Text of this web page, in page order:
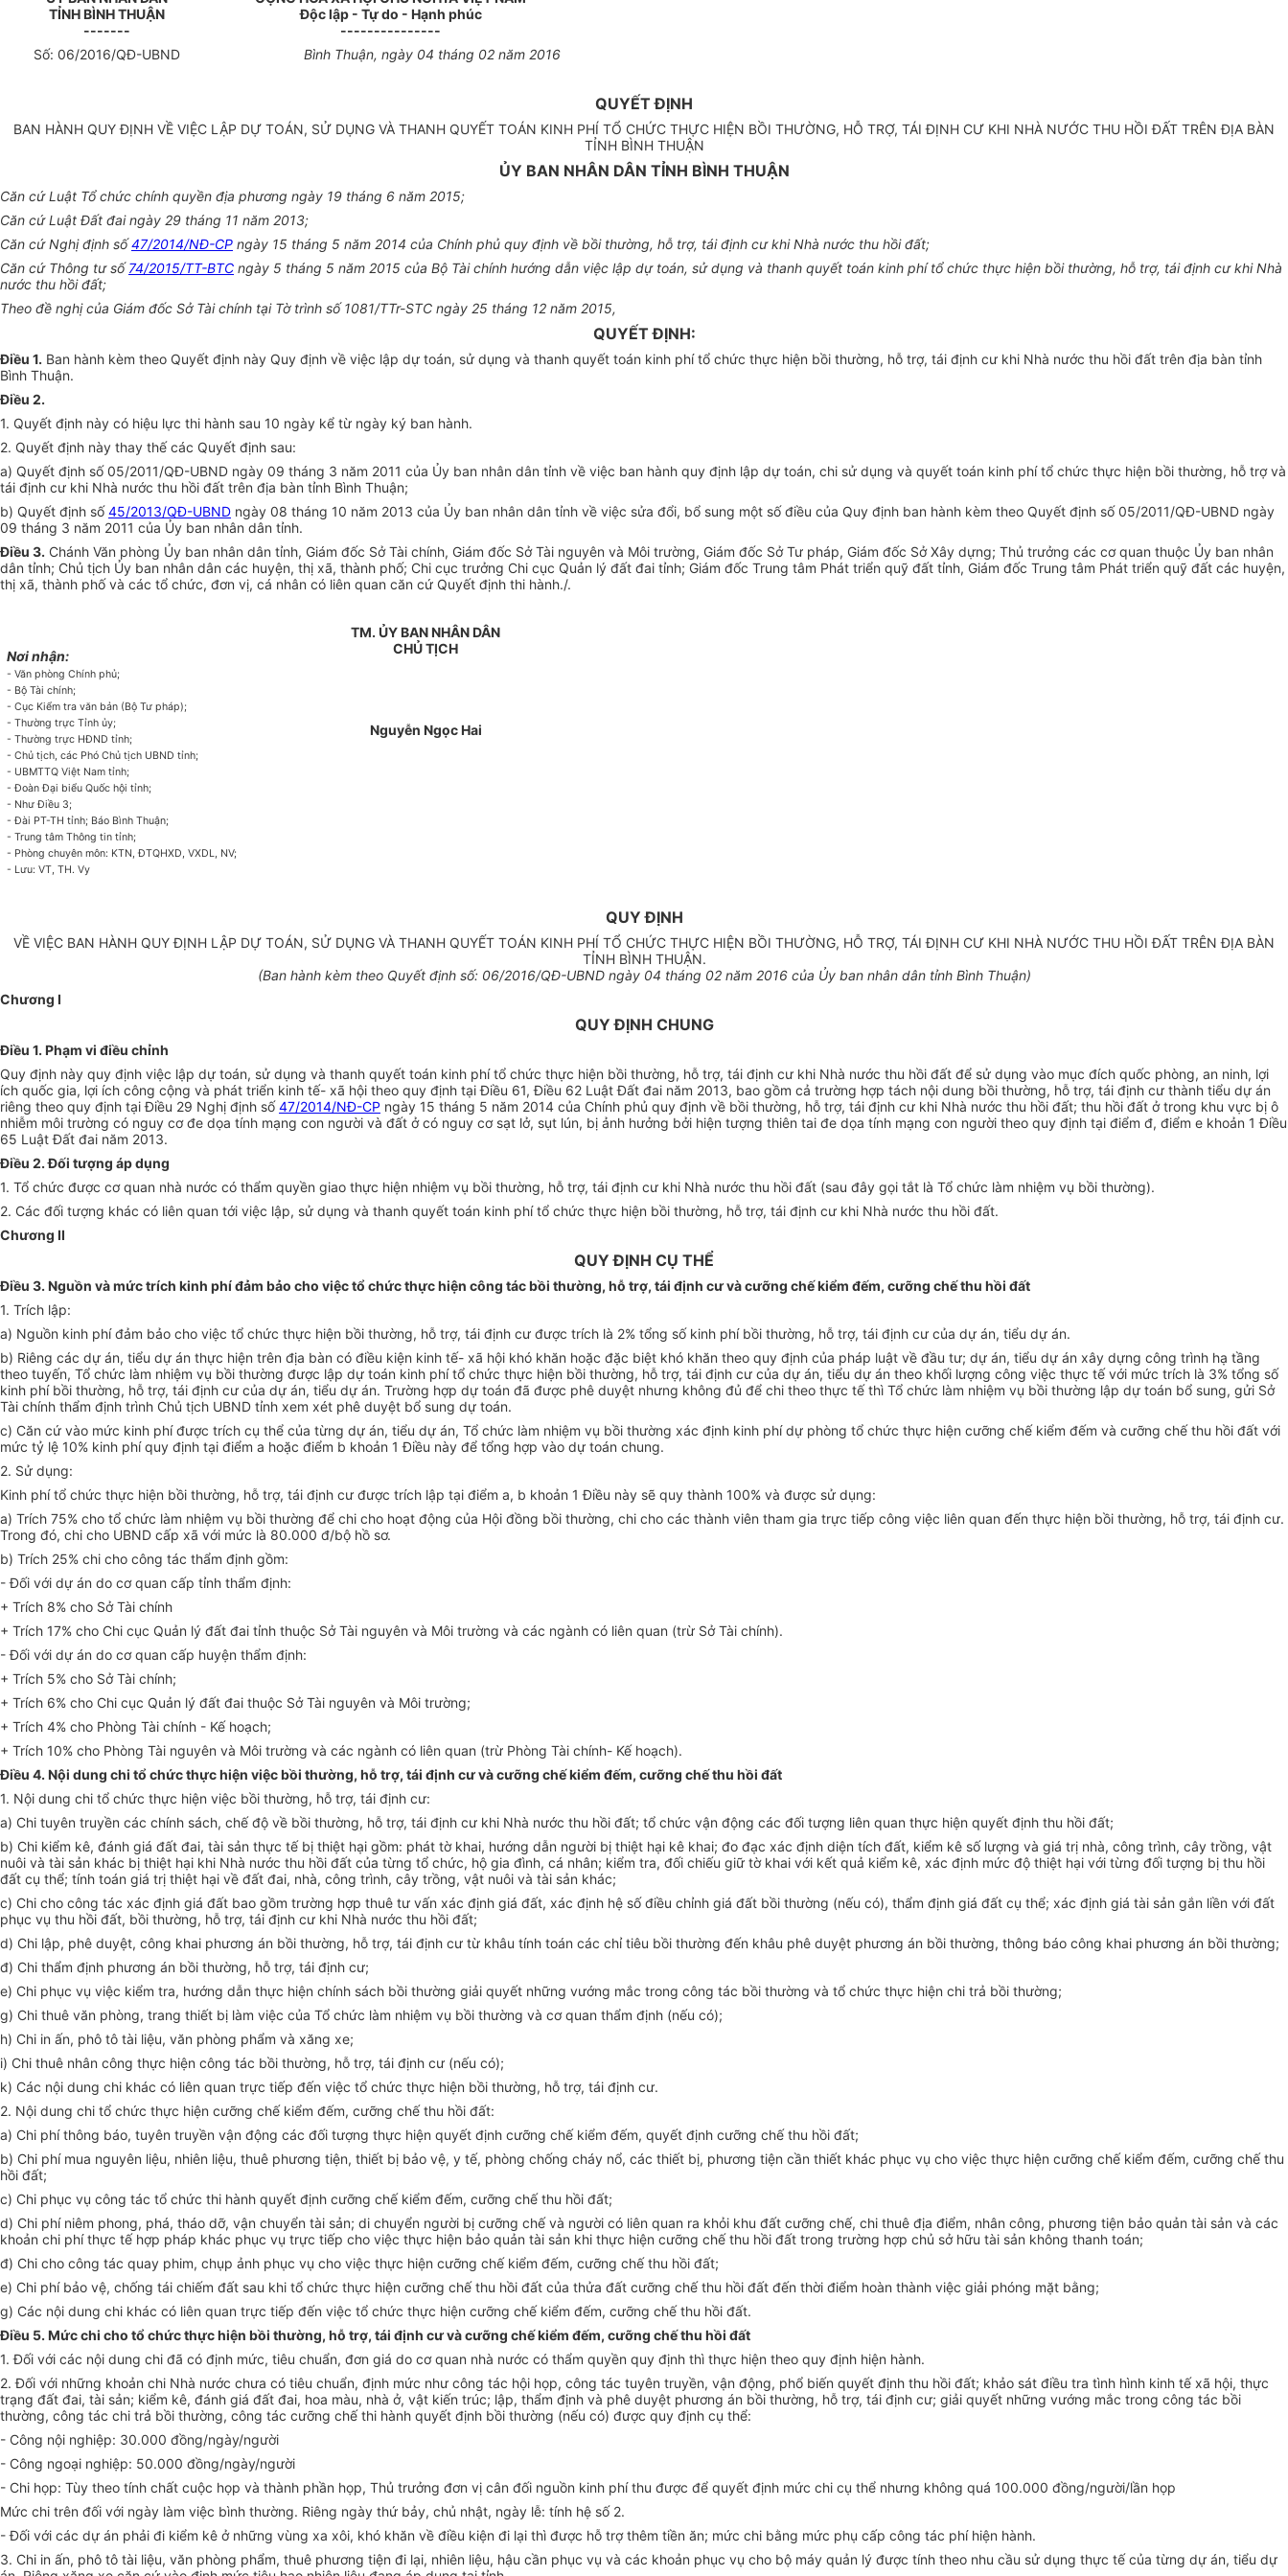
TỈNHBÌNH THUẬN
-------
Độc lập - Tự do - Hạnh phúc
---------------
Số: 06/2016/QĐ-UBND Bình Thuận, ngày 04 tháng 02năm 2016
QUYẾT ĐỊNH
BAN HÀNH QUY ĐỊNH VỀ VIỆC LẬP DỰ TOÁN, SỬ DỤNG VÀ THANH QUYẾT TOÁN KINH PHÍ TỔ CHỨC THỰC HIỆN BỒI THƯỜNG, HỖ TRỢ, TÁI ĐỊNH CƯ KHI NHÀ NƯỚC THU HỒI ĐẤT TRÊN ĐỊA BÀN
TỈNH BÌNH THUẬN
ỦY BAN NHÂN DÂN TỈNH BÌNH THUẬN
Căn cứ Luật Tổ chức chính quyền địa phương ngày 19 tháng 6 năm 2015;
Căn cứ Luật Đất đai ngày 29 tháng 11 năm 2013;
Căn cứ Nghị định số47/2014/NĐ-CP ngày 15 tháng 5 năm 2014 của Chính phủ quy định về bồi thường, hỗ trợ, tái định cư khi Nhà nước thu hồi đất;
Căn cứ Thông tư số74/2015/TT-BTC ngày 5 tháng 5 năm 2015 của Bộ Tài chính hướng dẫn việc lập dự toán, sử dụng và thanh quyết toán kinh phí tổ chức thực hiện bồi thường, hỗ trợ, tái định cư khi Nhà
nước thu hồi đất;
Theo đề nghị của Giám đốc Sở Tài chính tại Tờ trình số 1081/TTr-STC ngày 25 tháng 12 năm 2015,
QUYẾT ĐỊNH:
Điều 1. Ban hành kèm theo Quyết định này Quy định về việc lập dự toán, sử dụng và thanh quyết toán kinh phí tổ chức thực hiện bồi thường, hỗ trợ, tái định cư khi Nhà nước thu hồi đất trên địa bàn tỉnh
Bình Thuận.
Điều 2.
1. Quyết định này có hiệu lực thi hành sau 10 ngày kể từ ngày ký ban hành.
2. Quyết định này thay thế các Quyết định sau:
a) Quyết định số 05/2011/QĐ-UBND ngày 09 tháng 3 năm 2011 của Ủy ban nhân dân tỉnh về việc ban hành quy định lập dự toán, chi sử dụng và quyết toán kinh phí tổ chức thực hiện bồi thường, hỗ trợ và
tái định cư khi Nhà nước thu hồi đất trên địa bàn tỉnh Bình Thuận;
b) Quyết định số45/2013/QĐ-UBND ngày 08 tháng 10 năm 2013 của Ủy ban nhân dân tỉnh về việc sửa đổi, bổ sung một số điều của Quy định ban hành kèm theo Quyết định số 05/2011/QĐ-UBND ngày
09 tháng 3 năm 2011 của Ủy ban nhân dân tỉnh.
Điều 3. Chánh Văn phòng Ủy ban nhân dân tỉnh, Giám đốc Sở Tài chính, Giám đốc Sở Tài nguyên và Môi trường, Giám đốc Sở Tư pháp, Giám đốc Sở Xây dựng; Thủ trưởng các cơ quan thuộc Ủy ban nhân
dân tỉnh; Chủ tịch Ủy ban nhân dân các huyện, thị xã, thành phố; Chi cục trưởng Chi cục Quản lý đất đai tỉnh; Giám đốc Trung tâm Phát triển quỹ đất tỉnh, Giám đốc Trung tâm Phát triển quỹ đất các huyện,
thị xã, thành phố và các tổ chức, đơn vị, cá nhân có liên quan căn cứ Quyết định thi hành./.
Nơi nhận:
- Văn phòng Chính phủ;
- Bộ Tài chính;
- Cục Kiểm tra văn bản (Bộ Tư pháp);
- Thường trực Tỉnh ủy;
- Thường trực HĐND tỉnh;
- Chủ tịch, các Phó Chủ tịch UBND tỉnh;
- UBMTTQ Việt Nam tỉnh;
- Đoàn Đại biểu Quốc hội tỉnh;
- Như Điều 3;
- Đài PT-TH tỉnh; Báo Bình Thuận;
- Trung tâm Thông tin tỉnh;
- Phòng chuyên môn: KTN, ĐTQHXD, VXDL, NV;
- Lưu: VT, TH. Vy
TM. ỦY BAN NHÂN DÂN
CHỦ TỊCH
Nguyễn Ngọc Hai
QUY ĐỊNH
VỀ VIỆC BAN HÀNH QUY ĐỊNH LẬP DỰ TOÁN, SỬ DỤNG VÀ THANH QUYẾT TOÁN KINH PHÍ TỔ CHỨC THỰC HIỆN BỒI THƯỜNG, HỖ TRỢ, TÁI ĐỊNH CƯ KHI NHÀ NƯỚC THU HỒI ĐẤT TRÊN ĐỊA BÀN
TỈNH BÌNH THUẬN.
(Ban hành kèm theo Quyết định số: 06/2016/QĐ-UBND ngày 04 tháng 02 năm 2016 của Ủy ban nhân dân tỉnh Bình Thuận)
Chương I
QUY ĐỊNH CHUNG
Điều 1. Phạm vi điều chỉnh
Quy định này quy định việc lập dự toán, sử dụng và thanh quyết toán kinh phí tổ chức thực hiện bồi thường, hỗ trợ, tái định cư khi Nhà nước thu hồi đất để sử dụng vào mục đích quốc phòng, an ninh, lợi
ích quốc gia, lợi ích công cộng và phát triển kinh tế- xã hội theo quy định tại Điều 61, Điều 62 Luật Đất đai năm 2013, bao gồm cả trường hợp tách nội dung bồi thường, hỗ trợ, tái định cư thành tiểu dự án
riêng theo quy định tại Điều 29 Nghị định số47/2014/NĐ-CP ngày 15 tháng 5 năm 2014 của Chính phủ quy định về bồi thường, hỗ trợ, tái định cư khi Nhà nước thu hồi đất; thu hồi đất ở trong khu vực bị ô
nhiễm môi trường có nguy cơ đe dọa tính mạng con người và đất ở có nguy cơ sạt lở, sụt lún, bị ảnh hưởng bởi hiện tượng thiên tai đe dọa tính mạng con người theo quy định tại điểm đ, điểm e khoản 1 Điều
65 Luật Đất đai năm 2013.
Điều 2. Đối tượng áp dụng
1. Tổ chức được cơ quan nhà nước có thẩm quyền giao thực hiện nhiệm vụ bồi thường, hỗ trợ, tái định cư khi Nhà nước thu hồi đất (sau đây gọi tắt là Tổ chức làm nhiệm vụ bồi thường).
2. Các đối tượng khác có liên quan tới việc lập, sử dụng và thanh quyết toán kinh phí tổ chức thực hiện bồi thường, hỗ trợ, tái định cư khi Nhà nước thu hồi đất.
Chương II
QUY ĐỊNH CỤ THỂ
Điều 3. Nguồn và mức trích kinh phí đảm bảo cho việc tổ chức thực hiện công tác bồi thường, hỗ trợ, tái định cư và cưỡng chế kiểm đếm, cưỡng chế thu hồi đất
1. Trích lập:
a) Nguồn kinh phí đảm bảo cho việc tổ chức thực hiện bồi thường, hỗ trợ, tái định cư được trích là 2% tổng số kinh phí bồi thường, hỗ trợ, tái định cư của dự án, tiểu dự án.
b) Riêng các dự án, tiểu dự án thực hiện trên địa bàn có điều kiện kinh tế- xã hội khó khăn hoặc đặc biệt khó khăn theo quy định của pháp luật về đầu tư; dự án, tiểu dự án xây dựng công trình hạ tầng
theo tuyến, Tổ chức làm nhiệm vụ bồi thường được lập dự toán kinh phí tổ chức thực hiện bồi thường, hỗ trợ, tái định cư của dự án, tiểu dự án theo khối lượng công việc thực tế với mức trích là 3% tổng số
kinh phí bồi thường, hỗ trợ, tái định cư của dự án, tiểu dự án. Trường hợp dự toán đã được phê duyệt nhưng không đủ để chi theo thực tế thì Tổ chức làm nhiệm vụ bồi thường lập dự toán bổ sung, gửi Sở
Tài chính thẩm định trình Chủ tịch UBND tỉnh xem xét phê duyệt bổ sung dự toán.
c) Căn cứ vào mức kinh phí được trích cụ thể của từng dự án, tiểu dự án, Tổ chức làm nhiệm vụ bồi thường xác định kinh phí dự phòng tổ chức thực hiện cưỡng chế kiểm đếm và cưỡng chế thu hồi đất với
mức tỷ lệ 10% kinh phí quy định tại điểm a hoặc điểm b khoản 1 Điều này để tổng hợp vào dự toán chung.
2. Sử dụng:
Kinh phí tổ chức thực hiện bồi thường, hỗ trợ, tái định cư được trích lập tại điểm a, b khoản 1 Điều này sẽ quy thành 100% và được sử dụng:
a) Trích 75% cho tổ chức làm nhiệm vụ bồi thường để chi cho hoạt động của Hội đồng bồi thường, chi cho các thành viên tham gia trực tiếp công việc liên quan đến thực hiện bồi thường, hỗ trợ, tái định cư.
Trong đó, chi cho UBND cấp xã với mức là 80.000 đ/bộ hồ sơ.
b) Trích 25% chi cho công tác thẩm định gồm:
- Đối với dự án do cơ quan cấp tỉnh thẩm định:
+ Trích 8% cho Sở Tài chính
+ Trích 17% cho Chi cục Quản lý đất đai tỉnh thuộc Sở Tài nguyên và Môi trường và các ngành có liên quan (trừ Sở Tài chính).
- Đối với dự án do cơ quan cấp huyện thẩm định:
+ Trích 5% cho Sở Tài chính;
+ Trích 6% cho Chi cục Quản lý đất đai thuộc Sở Tài nguyên và Môi trường;
+ Trích 4% cho Phòng Tài chính - Kế hoạch;
+ Trích 10% cho Phòng Tài nguyên và Môi trường và các ngành có liên quan (trừ Phòng Tài chính- Kế hoạch).
Điều 4. Nội dung chi tổ chức thực hiện việc bồi thường, hỗ trợ, tái định cư và cưỡng chế kiểm đếm, cưỡng chế thu hồi đất
1. Nội dung chi tổ chức thực hiện việc bồi thường, hỗ trợ, tái định cư:
a) Chi tuyên truyền các chính sách, chế độ về bồi thường, hỗ trợ, tái định cư khi Nhà nước thu hồi đất; tổ chức vận động các đối tượng liên quan thực hiện quyết định thu hồi đất;
b) Chi kiểm kê, đánh giá đất đai, tài sản thực tế bị thiệt hại gồm: phát tờ khai, hướng dẫn người bị thiệt hại kê khai; đo đạc xác định diện tích đất, kiểm kê số lượng và giá trị nhà, công trình, cây trồng, vật
nuôi và tài sản khác bị thiệt hại khi Nhà nước thu hồi đất của từng tổ chức, hộ gia đình, cá nhân; kiểm tra, đối chiếu giữ tờ khai với kết quả kiểm kê, xác định mức độ thiệt hại với từng đối tượng bị thu hồi
đất cụ thể; tính toán giá trị thiệt hại về đất đai, nhà, công trình, cây trồng, vật nuôi và tài sản khác;
c) Chi cho công tác xác định giá đất bao gồm trường hợp thuê tư vấn xác định giá đất, xác định hệ số điều chỉnh giá đất bồi thường (nếu có), thẩm định giá đất cụ thể; xác định giá tài sản gắn liền với đất
phục vụ thu hồi đất, bồi thường, hỗ trợ, tái định cư khi Nhà nước thu hồi đất;
d) Chi lập, phê duyệt, công khai phương án bồi thường, hỗ trợ, tái định cư từ khâu tính toán các chỉ tiêu bồi thường đến khâu phê duyệt phương án bồi thường, thông báo công khai phương án bồi thường;
đ) Chi thẩm định phương án bồi thường, hỗ trợ, tái định cư;
e) Chi phục vụ việc kiểm tra, hướng dẫn thực hiện chính sách bồi thường giải quyết những vướng mắc trong công tác bồi thường và tổ chức thực hiện chi trả bồi thường;
g) Chi thuê văn phòng, trang thiết bị làm việc của Tổ chức làm nhiệm vụ bồi thường và cơ quan thẩm định (nếu có);
h) Chi in ấn, phô tô tài liệu, văn phòng phẩm và xăng xe;
i) Chi thuê nhân công thực hiện công tác bồi thường, hỗ trợ, tái định cư (nếu có);
k) Các nội dung chi khác có liên quan trực tiếp đến việc tổ chức thực hiện bồi thường, hỗ trợ, tái định cư.
2. Nội dung chi tổ chức thực hiện cưỡng chế kiểm đếm, cưỡng chế thu hồi đất:
a) Chi phí thông báo, tuyên truyền vận động các đối tượng thực hiện quyết định cưỡng chế kiểm đếm, quyết định cưỡng chế thu hồi đất;
b) Chi phí mua nguyên liệu, nhiên liệu, thuê phương tiện, thiết bị bảo vệ, y tế, phòng chống cháy nổ, các thiết bị, phương tiện cần thiết khác phục vụ cho việc thực hiện cưỡng chế kiểm đếm, cưỡng chế thu
hồi đất;
c) Chi phục vụ công tác tổ chức thi hành quyết định cưỡng chế kiểm đếm, cưỡng chế thu hồi đất;
d) Chi phí niêm phong, phá, tháo dỡ, vận chuyển tài sản; di chuyển người bị cưỡng chế và người có liên quan ra khỏi khu đất cưỡng chế, chi thuê địa điểm, nhân công, phương tiện bảo quản tài sản và các
khoản chi phí thực tế hợp pháp khác phục vụ trực tiếp cho việc thực hiện bảo quản tài sản khi thực hiện cưỡng chế thu hồi đất trong trường hợp chủ sở hữu tài sản không thanh toán;
đ) Chi cho công tác quay phim, chụp ảnh phục vụ cho việc thực hiện cưỡng chế kiểm đếm, cưỡng chế thu hồi đất;
e) Chi phí bảo vệ, chống tái chiếm đất sau khi tổ chức thực hiện cưỡng chế thu hồi đất của thửa đất cưỡng chế thu hồi đất đến thời điểm hoàn thành việc giải phóng mặt bằng;
g) Các nội dung chi khác có liên quan trực tiếp đến việc tổ chức thực hiện cưỡng chế kiểm đếm, cưỡng chế thu hồi đất.
Điều 5. Mức chi cho tổ chức thực hiện bồi thường, hỗ trợ, tái định cư và cưỡng chế kiểm đếm, cưỡng chế thu hồi đất
1. Đối với các nội dung chi đã có định mức, tiêu chuẩn, đơn giá do cơ quan nhà nước có thẩm quyền quy định thì thực hiện theo quy định hiện hành.
2. Đối với những khoản chi Nhà nước chưa có tiêu chuẩn, định mức như công tác hội họp, công tác tuyên truyền, vận động, phổ biến quyết định thu hồi đất; khảo sát điều tra tình hình kinh tế xã hội, thực
trạng đất đai, tài sản; kiểm kê, đánh giá đất đai, hoa màu, nhà ở, vật kiến trúc; lập, thẩm định và phê duyệt phương án bồi thường, hỗ trợ, tái định cư; giải quyết những vướng mắc trong công tác bồi
thường, công tác chi trả bồi thường, công tác cưỡng chế thi hành quyết định bồi thường (nếu có) được quy định cụ thể:
- Công nội nghiệp: 30.000 đồng/ngày/người
- Công ngoại nghiệp: 50.000 đồng/ngày/người
- Chi họp: Tùy theo tính chất cuộc họp và thành phần họp, Thủ trưởng đơn vị cân đối nguồn kinh phí thu được để quyết định mức chi cụ thể nhưng không quá 100.000 đồng/người/lần họp
Mức chi trên đối với ngày làm việc bình thường. Riêng ngày thứ bảy, chủ nhật, ngày lễ: tính hệ số 2.
- Đối với các dự án phải đi kiểm kê ở những vùng xa xôi, khó khăn về điều kiện đi lại thì được hỗ trợ thêm tiền ăn; mức chi bằng mức phụ cấp công tác phí hiện hành.
3. Chi in ấn, phô tô tài liệu, văn phòng phẩm, thuê phương tiện đi lại, nhiên liệu, hậu cần phục vụ và các khoản phục vụ cho bộ máy quản lý được tính theo nhu cầu sử dụng thực tế của từng dự án, tiểu dự